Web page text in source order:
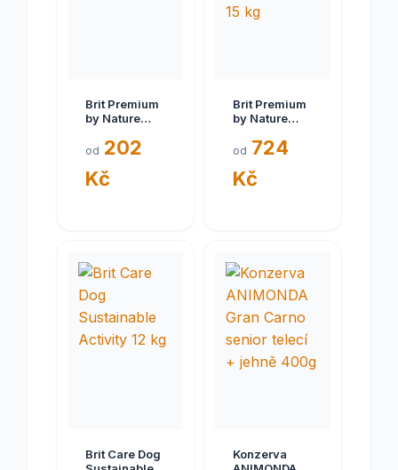
Brit Premium
by Nature
od 202
Kč
Brit Premium
by Nature
15 kg
od 724
Kč
Brit Care Dog
Konzerva